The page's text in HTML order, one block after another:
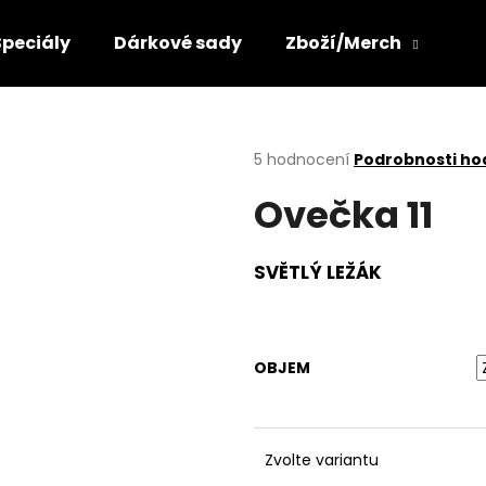
Dárkové sady Zboží/Merch
Průměrné
produktu
je
z
5
5 hodnocení Podrobnosti
Ovečka 11
SVĚTLÝ LEŽÁK
OBJEM
Zvolte variantu
HLEDAT